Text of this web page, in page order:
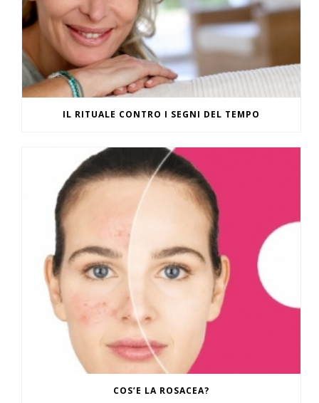
IL RITUALE CONTRO I SEGNI DEL TEMPO
COS’E LA ROSACEA?